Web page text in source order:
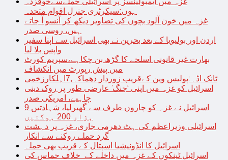
ہوں:سیکرٹری جنرل اقوام متحدہ
غزہ میں خون آلود بچوں کی تصاویر دیکھ کر آنسو آ جاتے
ہیں، روسی صدر
اردن اور بولیویا کے بعد بحرین نے بھی اسرائیل سے اپنا سفیر
واپس بلا لیا
بھارت غیر قانونی اسلحے کا گڑھ بن چکاہے،سپریم کورٹ
میں پیش رپورٹ میں انکشاف
ٹانک اڈہ:پولیس وین کےقریب زوردار دھماکہ,7اہلکارزخمی
اسرائیل کو غزہ میں اپنی ‘جنگ’ عارضی طور پر روک دینی
چاہیے، امریکی صدر
اسرائیل نے غزہ کو چاروں طرف سے گھیرلیا، شہادتیں 9
ہزار 200 ہوگئیں
اسرائیلی وزیراعظم کی ہٹ دھرمی جاری، غزہ پر دہشت
گرد حملے روکنے سے انکار
اسرائیل کا انڈونیشیا اسپتال کے قریب بھی حملہ
اسرائیل ٹینکوں کے غزہ میں داخلے کے خلاف حماس کی